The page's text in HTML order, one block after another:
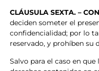
CLÁUSULA SEXTA. –
deciden someter el
confidencialidad; por lo
reservado, y prohíben su
Salvo para el caso en